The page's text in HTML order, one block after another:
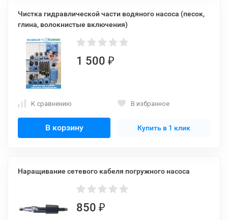
Чистка гидравлической части водяного насоса (песок,
глина, волокнистые включения)
1 500 ₽
К сравнению В избранное
В корзину Купить в 1 клик
Наращивание сетевого кабеля погружного насоса
850 ₽